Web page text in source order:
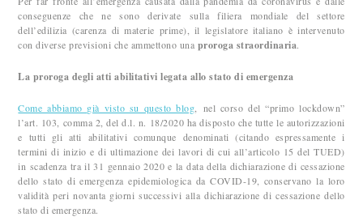
conseguenze che ne sono derivate sulla filiera mondiale del settore
dell’edilizia (carenza di materie prime), il legislatore italiano è intervenuto
con diverse previsioni che ammettono una proroga straordinaria.
La proroga degli atti abilitativi legata allo stato di emergenza
Come abbiamo già visto su questo blog , nel corso del “primo lockdown”
l’art. 103, comma 2, del d.l. n. 18/2020 ha disposto che tutte le autorizzazioni
e tutti gli atti abilitativi comunque denominati (citando espressamente i
termini di inizio e di ultimazione dei lavori di cui all’articolo 15 del TUED)
in scadenza tra il 31 gennaio 2020 e la data della dichiarazione di cessazione
dello stato di emergenza epidemiologica da COVID-19, conservano la loro
validità peri novanta giorni successivi alla dichiarazione di cessazione dello
stato di emergenza.